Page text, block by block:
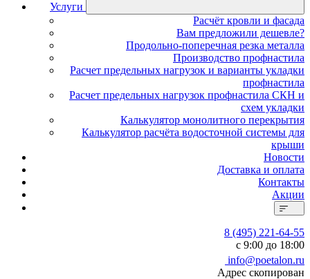
Услуги
Расчёт кровли и фасада
Вам предложили дешевле?
Продольно-поперечная резка металла
Производство профнастила
Расчет предельных нагрузок и варианты укладки
профнастила
Расчет предельных нагрузок профнастила СКН и
схем укладки
Калькулятор монолитного перекрытия
Калькулятор расчёта водосточной системы для
крыши
Новости
Доставка и оплата
Контакты
Акции
8 (495) 221-64-55
с 9:00 до 18:00
info@poetalon.ru
Адрес скопирован